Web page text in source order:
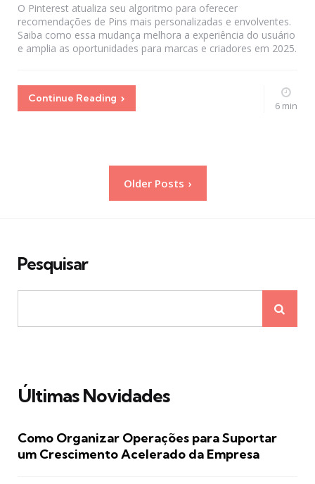
O Pinterest atualiza seu algoritmo para oferecer
recomendações de Pins mais personalizadas e envolventes.
Saiba como essa mudança melhora a experiência do usuário
e amplia as oportunidades para marcas e criadores em 2025.
Continue Reading
6 min
Older Posts
Pesquisar
Últimas Novidades
Como Organizar Operações para Suportar
um Crescimento Acelerado da Empresa